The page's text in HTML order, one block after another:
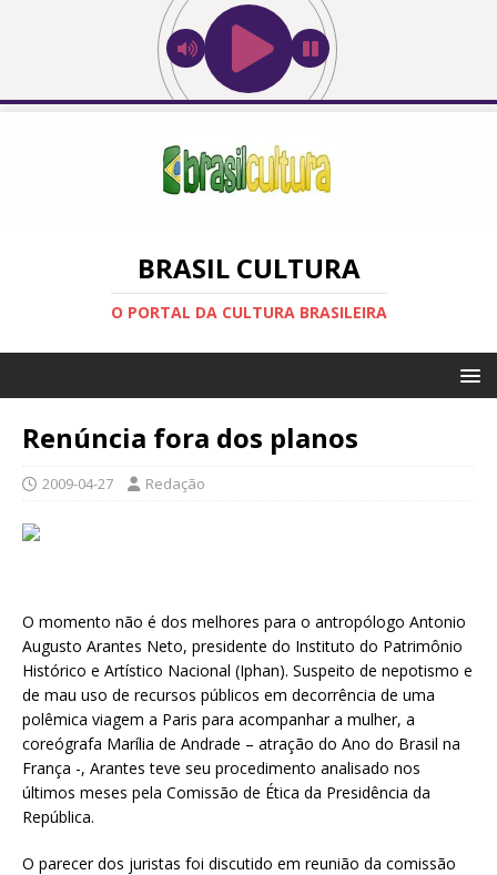
BRASIL CULTURA
O PORTAL DA CULTURA BRASILEIRA
Renúncia fora dos planos
2009-04-27 Redação
O momento não é dos melhores para o antropólogo Antonio
Augusto Arantes Neto, presidente do Instituto do Patrimônio
Histórico e Artístico Nacional (Iphan). Suspeito de nepotismo e
de mau uso de recursos públicos em decorrência de uma
polêmica viagem a Paris para acompanhar a mulher, a
coreógrafa Marília de Andrade – atração do Ano do Brasil na
França -, Arantes teve seu procedimento analisado nos
últimos meses pela Comissão de Ética da Presidência da
República.
O parecer dos juristas foi discutido em reunião da comissão